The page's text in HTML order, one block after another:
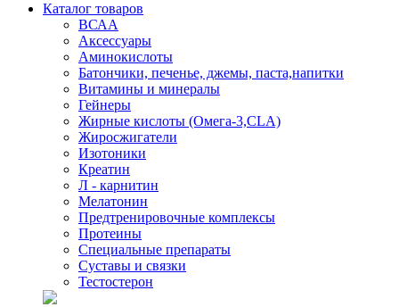
Каталог товаров
ВСАА
Аксессуары
Аминокислоты
Батончики, печенье, джемы, паста,напитки
Витамины и минералы
Гейнеры
Жирные кислоты (Омега-3,CLA)
Жиросжигатели
Изотоники
Креатин
Л - карнитин
Мелатонин
Предтренировочные комплексы
Протеины
Специальные препараты
Суставы и связки
Тестостерон